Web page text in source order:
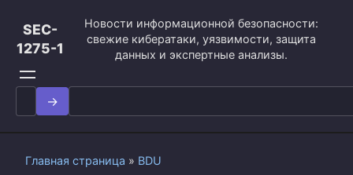
контенту
SEC-
1275-1
Новости информационной безопасности:
свежие кибератаки, уязвимости, защита
данных и экспертные анализы.
Search
for:
Главная страница » BDU